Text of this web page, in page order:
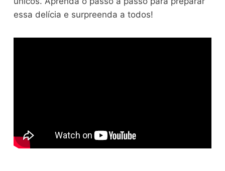
essa delícia e surpreenda a todos!